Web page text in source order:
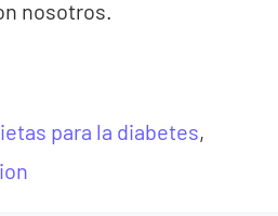
nosotros.
para la diabetes,